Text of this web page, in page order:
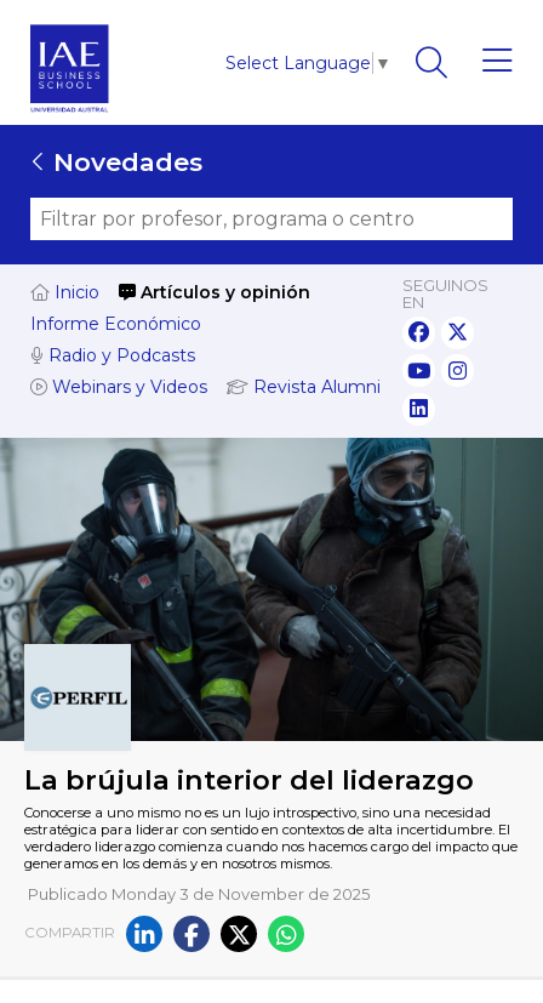
Select Language ▼
Novedades
Inicio
Artículos y opinión
Informe Económico
Radio y Podcasts
Webinars y Videos
Revista Alumni
SEGUINOS
EN
Publicado Monday 3 de November de 2025
COMPARTIR